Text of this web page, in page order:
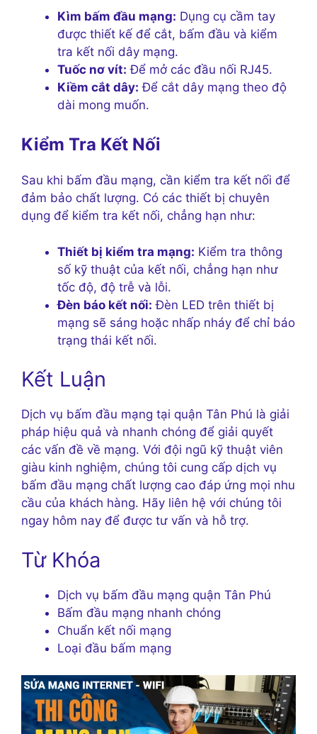
Kìm bấm đầu mạng: Dụng cụ cầm tay
được thiết kế để cắt, bấm đầu và kiểm
tra kết nối dây mạng.
Tuốc nơ vít: Để mở các đầu nối RJ45.
Kiềm cắt dây: Để cắt dây mạng theo độ
dài mong muốn.
Kiểm Tra Kết Nối
Sau khi bấm đầu mạng, cần kiểm tra kết nối để
đảm bảo chất lượng. Có các thiết bị chuyên
dụng để kiểm tra kết nối, chẳng hạn như:
Thiết bị kiểm tra mạng: Kiểm tra thông
số kỹ thuật của kết nối, chẳng hạn như
tốc độ, độ trễ và lỗi.
Đèn báo kết nối: Đèn LED trên thiết bị
mạng sẽ sáng hoặc nhấp nháy để chỉ báo
trạng thái kết nối.
Kết Luận
Dịch vụ bấm đầu mạng tại quận Tân Phú là giải
pháp hiệu quả và nhanh chóng để giải quyết
các vấn đề về mạng. Với đội ngũ kỹ thuật viên
giàu kinh nghiệm, chúng tôi cung cấp dịch vụ
bấm đầu mạng chất lượng cao đáp ứng mọi nhu
cầu của khách hàng. Hãy liên hệ với chúng tôi
ngay hôm nay để được tư vấn và hỗ trợ.
Từ Khóa
Dịch vụ bấm đầu mạng quận Tân Phú
Bấm đầu mạng nhanh chóng
Chuẩn kết nối mạng
Loại đầu bấm mạng